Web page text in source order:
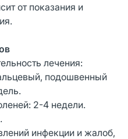
от показания и
лечения:
подошвенный
2-4 недели.
инфекции и жалоб,